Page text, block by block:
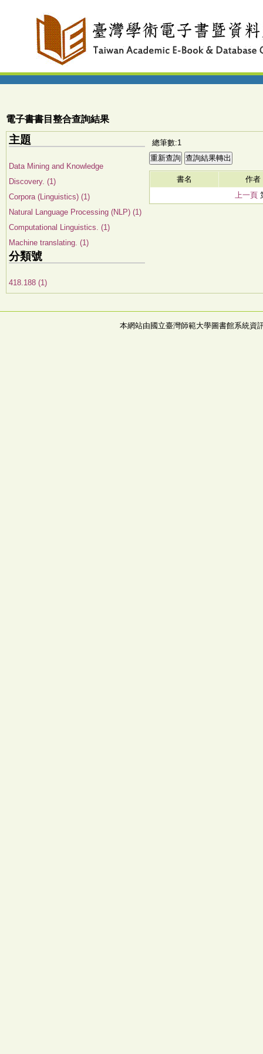
電子書書目整合查詢結果
主題
Data Mining and Knowledge
Discovery. (1)
Corpora (Linguistics) (1)
Natural Language Processing (NLP) (1)
Computational Linguistics. (1)
Machine translating. (1)
分類號
418.188 (1)
總筆數:1
書名
作者
上一頁
本網站由國立臺灣師範大學圖書館系統資